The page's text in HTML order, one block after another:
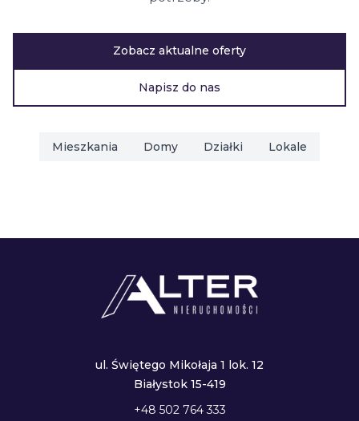
Zobacz aktualne oferty
Napisz do nas
Mieszkania Domy Działki Lokale
ul. Świętego Mikołaja 1 lok. 12
Białystok 15-419
+48 502 764 333